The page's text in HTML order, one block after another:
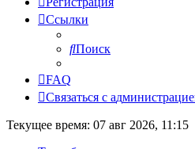
Ссылки
Поиск
FAQ
Связаться с администрацие
Текущее время: 07 авг 2026, 11:15